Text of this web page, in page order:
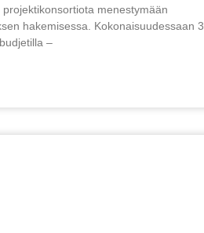
menestymään
hakemisessa. Kokonaisuudessaan 3
–